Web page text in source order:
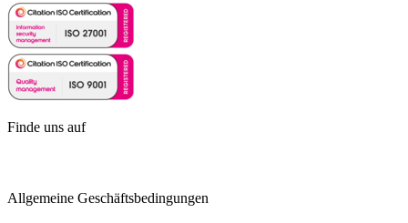
Finde uns auf
Allgemeine Geschäftsbedingungen